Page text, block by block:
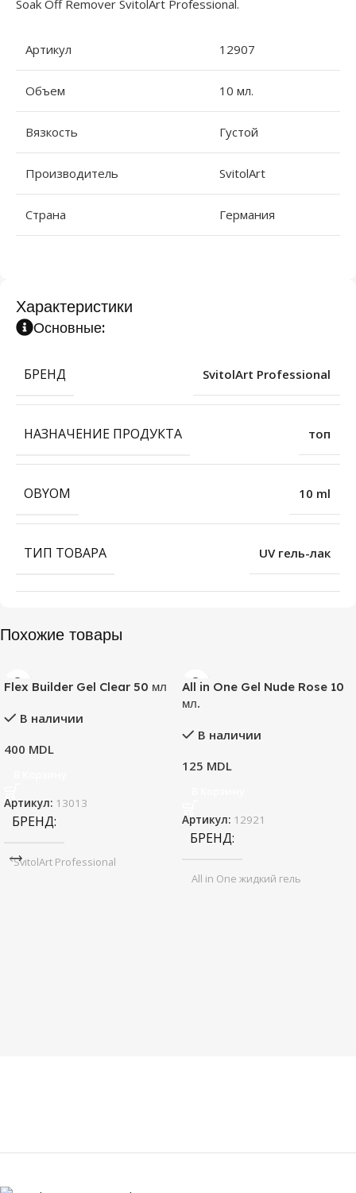
Soak Off Remover SvitolArt Professional.
Артикул 12907
Объем 10 мл.
Вязкость Густой
Производитель SvitolArt
Страна Германия
Характеристики
Основные:
БРЕНД SvitolArt Professional
НАЗНАЧЕНИЕ ПРОДУКТА топ
OBYOM 10 ml
ТИП ТОВАРА UV гель-лак
Похожие товары
Flex Builder Gel Clear 50 мл
В наличии
400 MDL
Артикул: 13013
БРЕНД
SvitolArt Professional
All in One Gel Nude Rose 10
мл.
В наличии
125 MDL
Артикул: 12921
БРЕНД
All in One жидкий гель